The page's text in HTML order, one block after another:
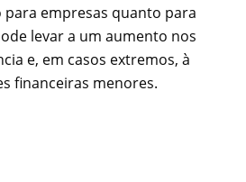
empresas quanto para
levar a um aumento nos
e, em casos extremos, à
financeiras menores.